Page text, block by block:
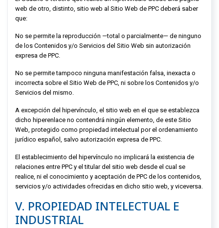
web de otro, distinto, sitio web al Sitio Web de PPC deberá saber
que:
No se permite la reproducción —total o parcialmente— de ninguno
de los Contenidos y/o Servicios del Sitio Web sin autorización
expresa de PPC
No se permite tampoco ninguna manifestación falsa, inexacta o
incorrecta sobre el Sitio Web de PPC , ni sobre los Contenidos y/o
Servicios del mismo.
A excepción del hipervínculo, el sitio web en el que se establezca
dicho hiperenlace no contendrá ningún elemento, de este Sitio
Web, protegido como propiedad intelectual por el ordenamiento
jurídico español, salvo autorización expresa de PPC
El establecimiento del hipervínculo no implicará la existencia de
relaciones entre PPC y el titular del sitio web desde el cual se
realice, ni el conocimiento y aceptación de PPC de los contenidos,
servicios y/o actividades ofrecidas en dicho sitio web, y viceversa.
V. PROPIEDAD INTELECTUAL E
INDUSTRIAL